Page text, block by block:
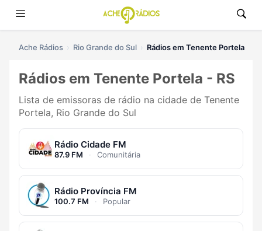
Ache Rádios Rio Grande do Sul Rádios em Tenente Portela
Rádios em Tenente Portela - RS
Lista de emissoras de rádio na cidade de Tenente
Portela, Rio Grande do Sul
Rádio Cidade FM
87.9 FM · Comunitária
Rádio Província FM
100.7 FM · Popular